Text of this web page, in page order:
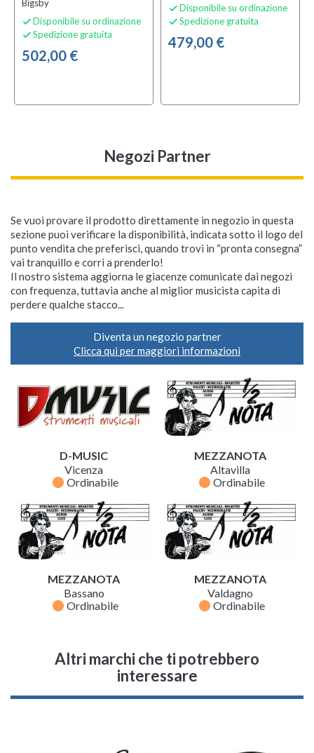
Bigsby
 Disponibile su ordinazione
 Spedizione gratuita
502,00 €
 Disponibile su ordinazione
 Spedizione gratuita
479,00 €
Negozi Partner
Se vuoi provare il prodotto direttamente in negozio in questa
sezione puoi verificare la disponibilità, indicata sotto il logo del
punto vendita che preferisci, quando trovi in “pronta consegna”
vai tranquillo e corri a prenderlo!
Il nostro sistema aggiorna le giacenze comunicate dai negozi
con frequenza, tuttavia anche al miglior musicista capita di
perdere qualche stacco...
Diventa un negozio partner
Clicca qui per maggiori informazioni
D-MUSIC
Vicenza
fiber_manual_record Ordinabile
MEZZANOTA
Altavilla
fiber_manual_record Ordinabile
MEZZANOTA
Bassano
fiber_manual_record Ordinabile
MEZZANOTA
Valdagno
fiber_manual_record Ordinabile
Altri marchi che ti potrebbero
interessare